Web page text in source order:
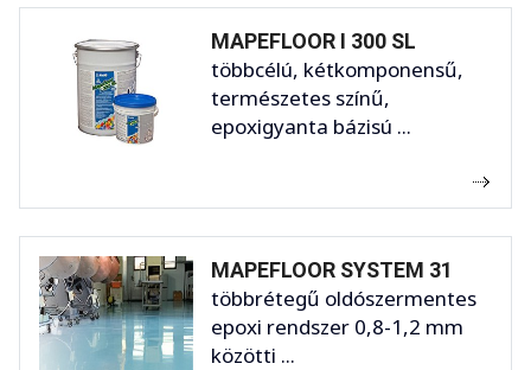
MAPEFLOOR I 300 SL
többcélú, kétkomponensű,
természetes színű,
epoxigyanta bázisú ...
MAPEFLOOR SYSTEM 31
többrétegű oldószermentes
epoxi rendszer 0,8-1,2 mm
közötti ...